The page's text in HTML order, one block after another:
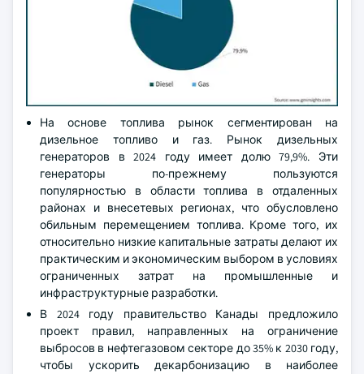
На основе топлива рынок сегментирован на
дизельное топливо и газ. Рынок дизельных
генераторов в 2024 году имеет долю 79,9%. Эти
генераторы по-прежнему пользуются
популярностью в области топлива в отдаленных
районах и внесетевых регионах, что обусловлено
обильным перемещением топлива. Кроме того, их
относительно низкие капитальные затраты делают их
практическим и экономическим выбором в условиях
ограниченных затрат на промышленные и
инфраструктурные разработки.
В 2024 году правительство Канады предложило
проект правил, направленных на ограничение
выбросов в нефтегазовом секторе до 35% к 2030 году,
чтобы ускорить декарбонизацию в наиболее